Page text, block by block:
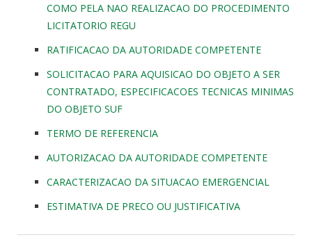
COMO PELA NAO REALIZACAO DO PROCEDIMENTO
LICITATORIO REGU
RATIFICACAO DA AUTORIDADE COMPETENTE
SOLICITACAO PARA AQUISICAO DO OBJETO A SER
CONTRATADO, ESPECIFICACOES TECNICAS MINIMAS
DO OBJETO SUF
TERMO DE REFERENCIA
AUTORIZACAO DA AUTORIDADE COMPETENTE
CARACTERIZACAO DA SITUACAO EMERGENCIAL
ESTIMATIVA DE PRECO OU JUSTIFICATIVA